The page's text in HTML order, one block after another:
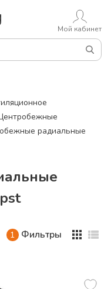
Мой кабинет
радиальные
1 Фильтры